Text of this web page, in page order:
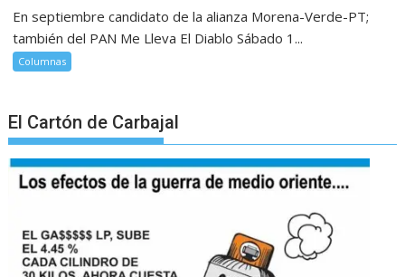
En septiembre candidato de la alianza Morena-Verde-PT;
también del PAN Me Lleva El Diablo Sábado 1...
Columnas
El Cartón de Carbajal